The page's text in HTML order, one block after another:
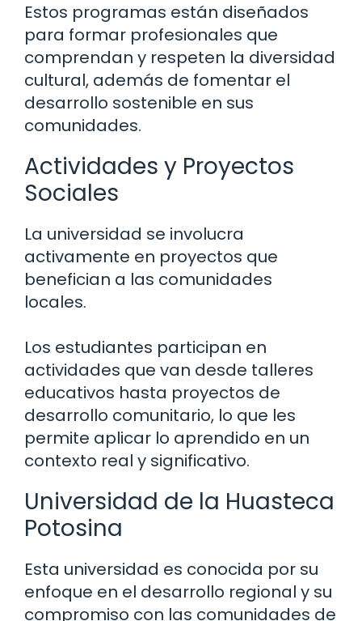
Estos programas están diseñados
para formar profesionales que
comprendan y respeten la diversidad
cultural, además de fomentar el
desarrollo sostenible en sus
comunidades.
Actividades y Proyectos
Sociales
La universidad se involucra
activamente en proyectos que
benefician a las comunidades
locales.
Los estudiantes participan en
actividades que van desde talleres
educativos hasta proyectos de
desarrollo comunitario, lo que les
permite aplicar lo aprendido en un
contexto real y significativo.
Universidad de la Huasteca
Potosina
Esta universidad es conocida por su
enfoque en el desarrollo regional y su
compromiso con las comunidades de